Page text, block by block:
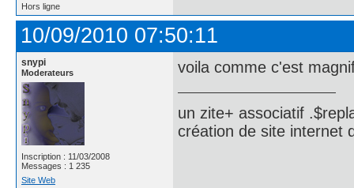
Hors ligne
10/09/2010 07:50:11
snypi
Moderateurs
Inscription : 11/03/2008
Messages : 1 235
Site Web
voila comme c'est
un zite+ associatif
création de site internet